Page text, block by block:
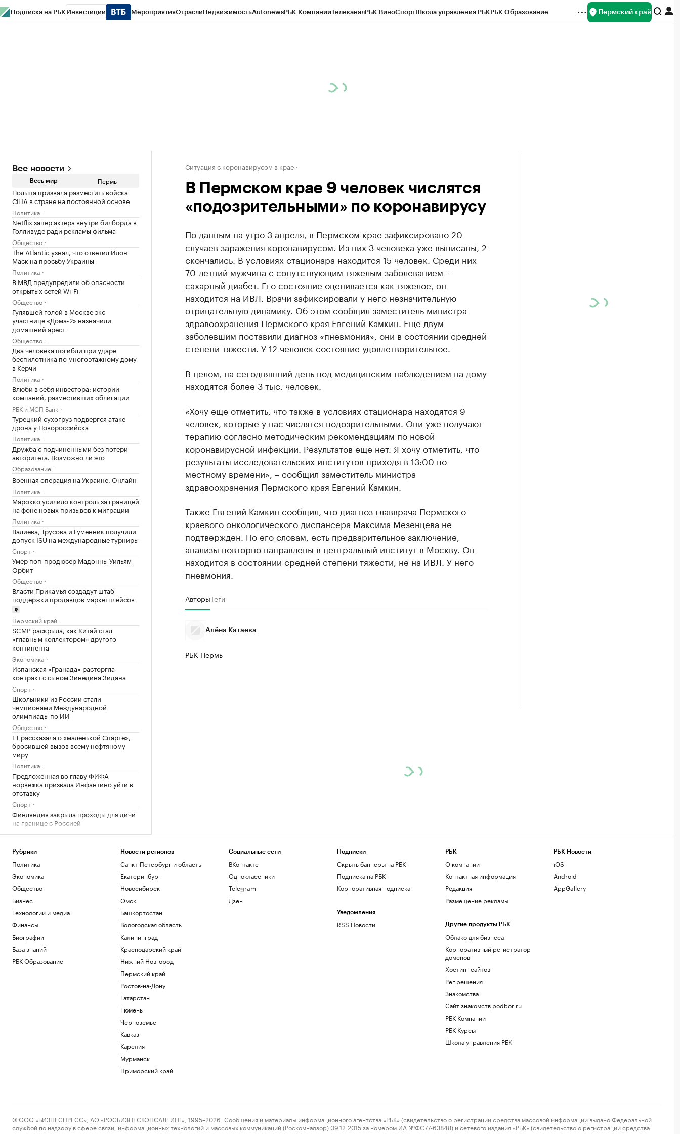
Подписка на РБК Инвестиции МероприятияОтраслиНедвижимостьAutonewsРБК КомпанииТелеканалРБК ВиноСпортШкола управления РБКРБК Образование Пермский край
Все новости
Весь мир Пермь
Польша призвала разместить войска
США в стране на постоянной основе
Политика
Netflix запер актера внутри билборда в
Голливуде ради рекламы фильма
Общество
The Atlantic узнал, что ответил Илон
Маск на просьбу Украины
Политика
В МВД предупредили об опасности
открытых сетей Wi-Fi
Общество
Гулявшей голой в Москве экс-
участнице «Дома-2» назначили
домашний арест
Общество
Два человека погибли при ударе
беспилотника по многоэтажному дому
в Керчи
Политика
Влюби в себя инвестора: истории
компаний, разместивших облигации
РБК и МСП Банк
Турецкий сухогруз подвергся атаке
дрона у Новороссийска
Политика
Дружба с подчиненными без потери
авторитета. Возможно ли это
Образование
Военная операция на Украине. Онлайн
Политика
Марокко усилило контроль за границей
на фоне новых призывов к миграции
Политика
Валиева, Трусова и Гуменник получили
допуск ISU на международные турниры
Спорт
Умер поп-продюсер Мадонны Уильям
Орбит
Общество
Власти Прикамья создадут штаб
поддержки продавцов маркетплейсов
Пермский край
SCMP раскрыла, как Китай стал
«главным коллектором» другого
континента
Экономика
Испанская «Гранада» расторгла
контракт с сыном Зинедина Зидана
Спорт
Школьники из России стали
чемпионами Международной
олимпиады по ИИ
Общество
FT рассказала о «маленькой Спарте»,
бросившей вызов всему нефтяному
миру
Политика
Предложенная во главу ФИФА
норвежка призвала Инфантино уйти в
отставку
Спорт
Финляндия закрыла проходы для дичи
на границе с Россией
Общество
Ситуация с коронавирусом в крае
В Пермском крае 9 человек числятся
«подозрительными» по коронавирусу
По данным на утро 3 апреля, в Пермском крае зафиксировано 20
случаев заражения коронавирусом. Из них 3 человека уже выписаны, 2
скончались. В условиях стационара находится 15 человек. Среди них
70-летний мужчина с сопутствующим тяжелым заболеванием –
сахарный диабет. Его состояние оценивается как тяжелое, он
находится на ИВЛ. Врачи зафиксировали у него незначительную
отрицательную динамику. Об этом сообщил заместитель министра
здравоохранения Пермского края Евгений Камкин. Еще двум
заболевшим поставили диагноз «пневмония», они в состоянии средней
степени тяжести. У 12 человек состояние удовлетворительное.
В целом, на сегодняшний день под медицинским наблюдением на дому
находятся более 3 тыс. человек.
«Хочу еще отметить, что также в условиях стационара находятся 9
человек, которые у нас числятся подозрительными. Они уже получают
терапию согласно методическим рекомендациям по новой
коронавирусной инфекции. Результатов еще нет. Я хочу отметить, что
результаты исследовательских институтов приходя в 13:00 по
местному времени», – сообщил заместитель министра
здравоохранения Пермского края Евгений Камкин.
Также Евгений Камкин сообщил, что диагноз главврача Пермского
краевого онкологического диспансера Максима Мезенцева не
подтвержден. По его словам, есть предварительное заключение,
анализы повторно направлены в центральный институт в Москву. Он
находится в состоянии средней степени тяжести, не на ИВЛ. У него
пневмония.
АвторыТеги
Алёна Катаева
РБК Пермь
Рубрики
Политика
Экономика
Общество
Бизнес
Технологии и медиа
Финансы
Биографии
База знаний
РБК Образование
Новости регионов
Санкт-Петербург и область
Екатеринбург
Новосибирск
Омск
Башкортостан
Вологодская область
Калининград
Краснодарский край
Нижний Новгород
Пермский край
Ростов-на-Дону
Татарстан
Тюмень
Черноземье
Кавказ
Карелия
Мурманск
Приморский край
Социальные сети
ВКонтакте
Одноклассники
Telegram
Дзен
Подписки
Скрыть баннеры на РБК
Подписка на РБК
Корпоративная подписка
Уведомления
RSS Новости
РБК
О компании
Контактная информация
Редакция
Размещение рекламы
Другие продукты РБК
Облако для бизнеса
Корпоративный регистратор
доменов
Хостинг сайтов
Рег.решения
Знакомства
Сайт знакомств podbor.ru
РБК Компании
РБК Курсы
Школа управления РБК
РБК Новости
iOS
Android
AppGallery
© ООО «БИЗНЕСПРЕСС», АО «РОСБИЗНЕСКОНСАЛТИНГ», 1995–2026. Сообщения и материалы информационного агентства «РБК» (свидетельство о регистрации средства массовой информации выдано Федеральной
службой по надзору в сфере связи, информационных технологий и массовых коммуникаций (Роскомнадзор) 09.12.2015 за номером ИА №ФС77-63848) и сетевого издания «РБК» (свидетельство о регистрации средства